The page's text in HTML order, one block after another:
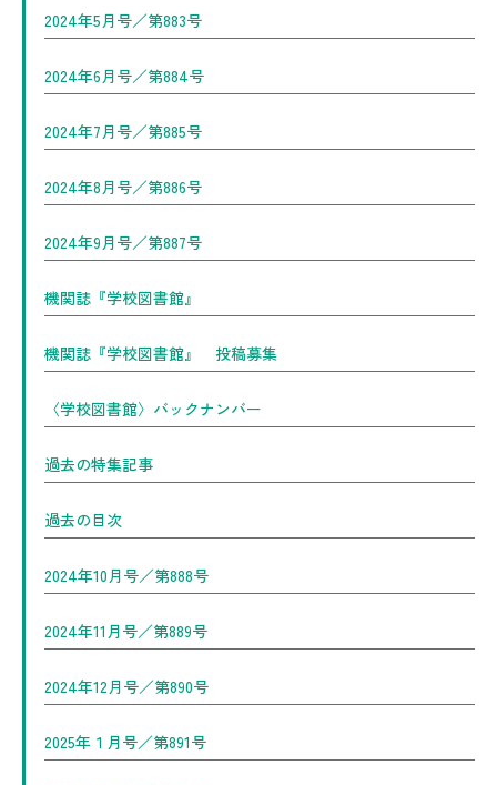
2024年5月号／第883号
2024年6月号／第884号
2024年7月号／第885号
2024年8月号／第886号
2024年9月号／第887号
機関誌『学校図書館』
機関誌『学校図書館』 投稿募集
〈学校図書館〉バックナンバー
過去の特集記事
過去の目次
2024年10月号／第888号
2024年11月号／第889号
2024年12月号／第890号
2025年１月号／第891号